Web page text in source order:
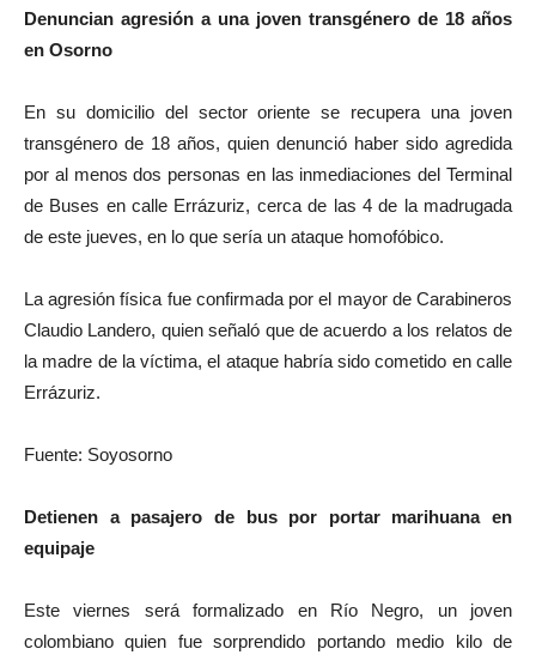
Denuncian agresión a una joven transgénero de 18 años
en Osorno
En su domicilio del sector oriente se recupera una joven
transgénero de 18 años, quien denunció haber sido agredida
por al menos dos personas en las inmediaciones del Terminal
de Buses en calle Errázuriz, cerca de las 4 de la madrugada
de este jueves, en lo que sería un ataque homofóbico.
La agresión física fue confirmada por el mayor de Carabineros
Claudio Landero, quien señaló que de acuerdo a los relatos de
la madre de la víctima, el ataque habría sido cometido en calle
Errázuriz.
Fuente: Soyosorno
Detienen a pasajero de bus por portar marihuana en
equipaje
Este viernes será formalizado en Río Negro, un joven
colombiano quien fue sorprendido portando medio kilo de